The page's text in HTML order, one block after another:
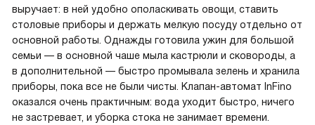
выручает: в ней удобно ополаскивать овощи, ставить
столовые приборы и держать мелкую посуду отдельно от
основной работы. Однажды готовила ужин для большой
семьи — в основной чаше мыла кастрюли и сковороды, а
в дополнительной — быстро промывала зелень и хранила
приборы, пока все не были чисты. Клапан-автомат InFino
оказался очень практичным: вода уходит быстро, ничего
не застревает, и уборка стока не занимает времени.